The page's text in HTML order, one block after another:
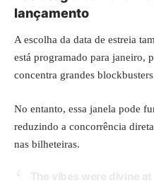
lançamento
A escolha da data de estreia
está programado para janeiro,
concentra grandes
No entanto, essa janela pode
reduzindo a concorrência
nas bilheteiras.